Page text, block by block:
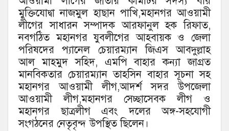
মুক্তিযোদ্বা নাজমুল হাছান পাখি,মহানগর আওয়ামী
লীগের সাধারন সম্পাদক আরফানুল হক রিফাত,
নবগঠিত মহানগর যুবলীগের আহবায়ক ও জেলা
পরিষদের প্যানেল চেয়ারম্যান জিএস আবদুল্লাহ
আল মাহমুদ সহিদ, এমপি বাহার কন্যা জাগ্রত
মানবিকতার চেয়ারম্যান তাহসিন বাহার সূচনা সহ
মহানগর আওয়ামী লীগ,আদর্শ সদর উপজেলা
আওয়ামী লীগ,মহানগর সেচ্ছাসেবক লীগ ও
মহানগর ছাত্রলীগ এবং দলের অঙ্গ-সহযোগী
সংগঠনের নেতৃবৃন্দ উপস্থিত ছিলেন।